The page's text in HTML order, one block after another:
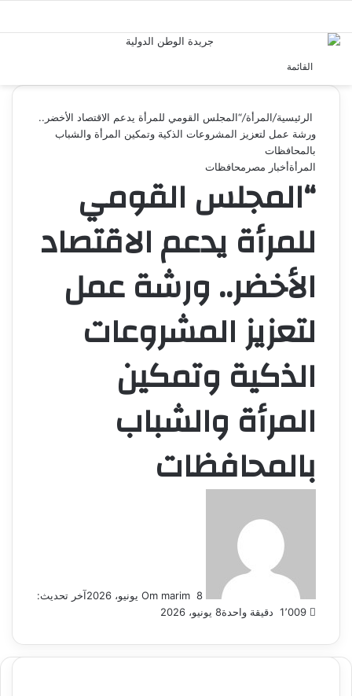
القائمة
الرئيسية/المرأة/“المجلس القومي للمرأة يدعم الاقتصاد الأخضر..
ورشة عمل لتعزيز المشروعات الذكية وتمكين المرأة والشباب
بالمحافظات
المرأةأخبار مصر محافظات
“المجلس القومي
للمرأة يدعم الاقتصاد
الأخضر.. ورشة عمل
لتعزيز المشروعات
الذكية وتمكين
المرأة والشباب
بالمحافظات
Om marim 8 يونيو، 2026
آخر تحديث:
8 يونيو، 2026دقيقة واحدة